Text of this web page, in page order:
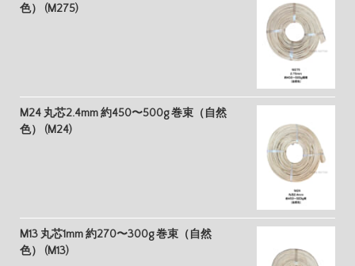
色） (M275)
M24 丸芯2.4mm 約450〜500g 巻束（自然
色） (M24)
M13 丸芯1mm 約270〜300g 巻束（自然
色） (M13)